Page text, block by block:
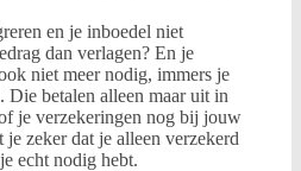
en je inboedel niet
dan verlagen? En je
niet meer nodig, immers je
Die betalen alleen maar uit in
je verzekeringen nog bij jouw
je zeker dat je alleen verzekerd
echt nodig hebt.